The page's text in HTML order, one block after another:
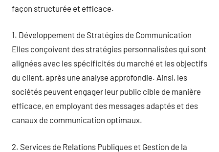
façon structurée et efficace.
1. Développement de Stratégies de Communication
Elles conçoivent des stratégies personnalisées qui sont
alignées avec les spécificités du marché et les objectifs
du client, après une analyse approfondie. Ainsi, les
sociétés peuvent engager leur public cible de manière
efficace, en employant des messages adaptés et des
canaux de communication optimaux.
2. Services de Relations Publiques et Gestion de la